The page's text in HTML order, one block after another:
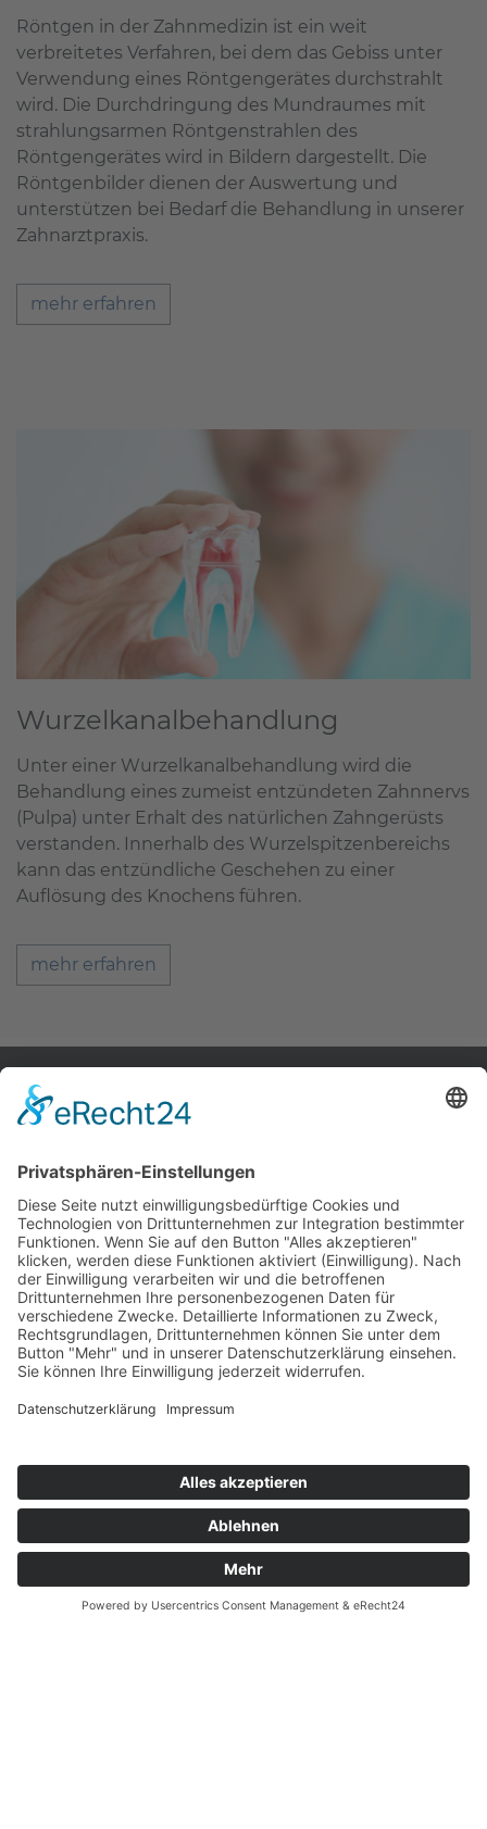
Röntgen in der Zahnmedizin ist ein weit
verbreitetes Verfahren, bei dem das Gebiss unter
Verwendung eines Röntgengerätes durchstrahlt
wird. Die Durchdringung des Mundraumes mit
strahlungsarmen Röntgenstrahlen des
Röntgengerätes wird in Bildern dargestellt. Die
Röntgenbilder dienen der Auswertung und
unterstützen bei Bedarf die Behandlung in unserer
Zahnarztpraxis.
mehr erfahren
Wurzelkanalbehandlung
Unter einer Wurzelkanalbehandlung wird die
Behandlung eines zumeist entzündeten Zahnnervs
(Pulpa) unter Erhalt des natürlichen Zahngerüsts
verstanden. Innerhalb des Wurzelspitzenbereichs
kann das entzündliche Geschehen zu einer
Auflösung des Knochens führen.
mehr erfahren
Zahnärzte Potsdam
Zahnarzt Suche
Notdienste Potsdam
Wussten Sie schon?
Zahnarzt Lexikon
©2026 Zahnärzte Potsdam